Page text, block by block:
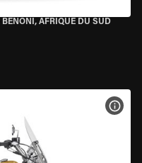
BENONI, AFRIQUE DU SUD